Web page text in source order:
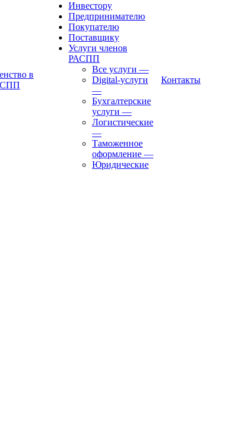
в
Инвестору
Предпринимателю
Покупателю
Поставщику
Услуги членов
РАСПП
Все услуги —
Digital-услуги
—
Бухгалтерские
услуги —
Логистические
—
Таможенное
оформление —
Юридические
Контакты